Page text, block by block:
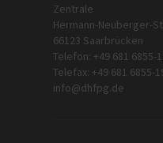
Zentrale
Hermann-Neuberger-
66123 Saarbrücken
Telefon: +49 681 6855-
Telefax: +49 681 6855-
info@dhfpg.de